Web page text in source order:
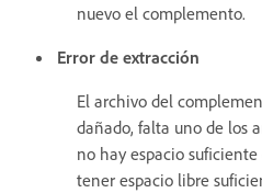
nuevo el complemento.
Error de extracción
El archivo del
dañado, falta uno de los
no hay espacio suficiente
tener espacio libre